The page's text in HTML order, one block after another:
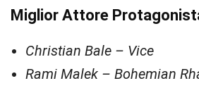
Miglior Attore
Christian Bale – Vice
Rami Malek – Bohemian